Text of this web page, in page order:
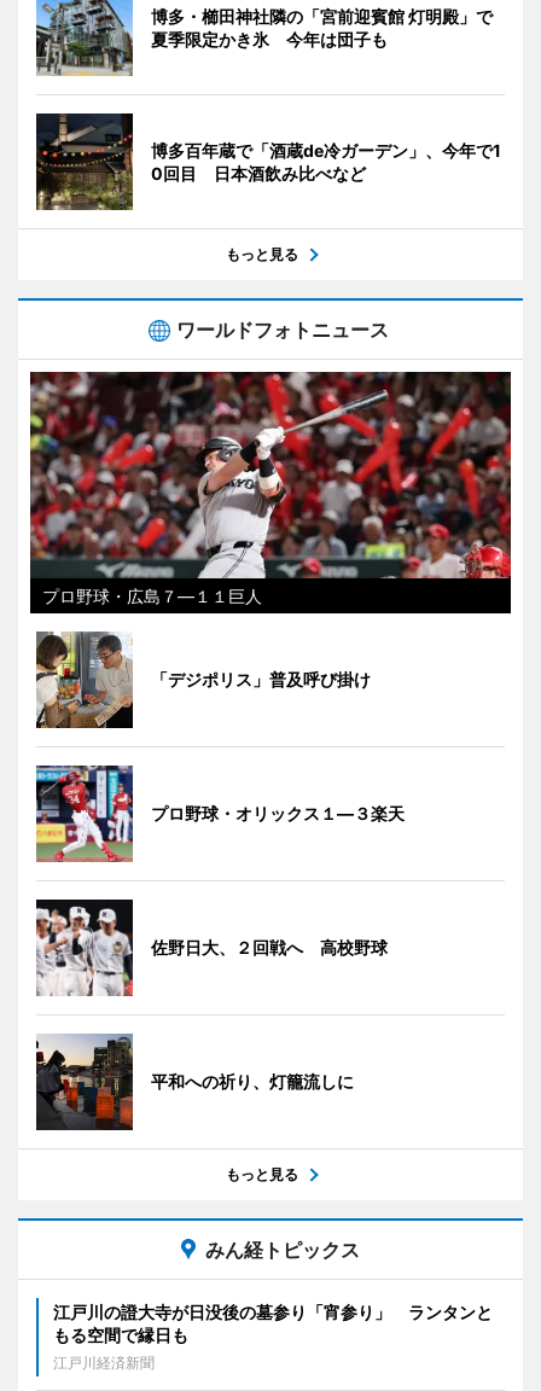
博多・櫛田神社隣の「宮前迎賓館 灯明殿」で
夏季限定かき氷 今年は団子も
博多百年蔵で「酒蔵de冷ガーデン」、今年で1
0回目 日本酒飲み比べなど
もっと見る
ワールドフォトニュース
プロ野球・広島７―１１巨人
「デジポリス」普及呼び掛け
プロ野球・オリックス１―３楽天
佐野日大、２回戦へ 高校野球
平和への祈り、灯籠流しに
もっと見る
みん経トピックス
江戸川の證大寺が日没後の墓参り「宵参り」 ランタンと
もる空間で縁日も
江戸川経済新聞